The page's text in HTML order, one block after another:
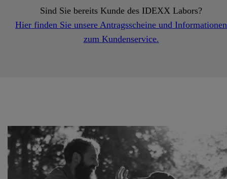
Sind Sie bereits Kunde des IDEXX Labors?
Hier finden Sie unsere Antragsscheine und Informationen
zum Kundenservice.